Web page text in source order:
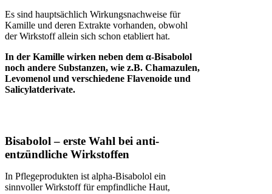
Es sind hauptsächlich Wirkungsnachweise für
Kamille und deren Extrakte vorhanden, obwohl
der Wirkstoff allein sich schon etabliert hat.
In der Kamille wirken neben dem α-Bisabolol
noch andere Substanzen, wie z.B. Chamazulen,
Levomenol und verschiedene Flavenoide und
Salicylatderivate.
Bisabolol – erste Wahl bei anti-
entzündliche Wirkstoffen
In Pflegeprodukten ist alpha-Bisabolol ein
sinnvoller Wirkstoff für empfindliche Haut,